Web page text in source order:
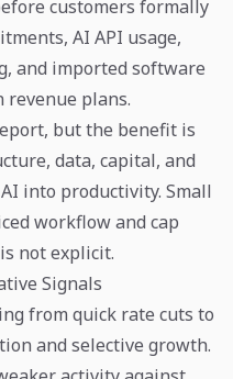
customers formally
AI API usage,
and imported software
plans.
but the benefit is
data, capital, and
into productivity. Small
workflow and cap
not explicit.
Signals
from quick rate cuts to
and selective growth.